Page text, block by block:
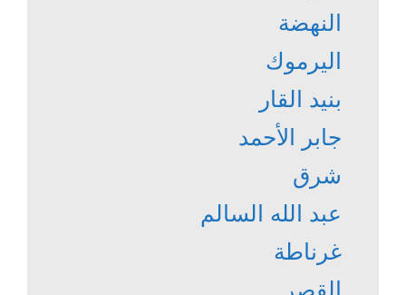
النهضة
اليرموك
بنيد القار
جابر الأحمد
شرق
عبد الله السالم
غرناطة